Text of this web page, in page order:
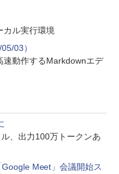
カル実行環境
03）
速動作するMarkdownエデ
、出力100万トークンあ
Meet」会議開始ス